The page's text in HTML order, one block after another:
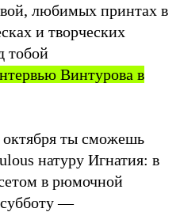
любимых принтах в
и творческих
тобой
Винтурова в
ты сможешь
натуру Игнатия: в
в рюмочной
—